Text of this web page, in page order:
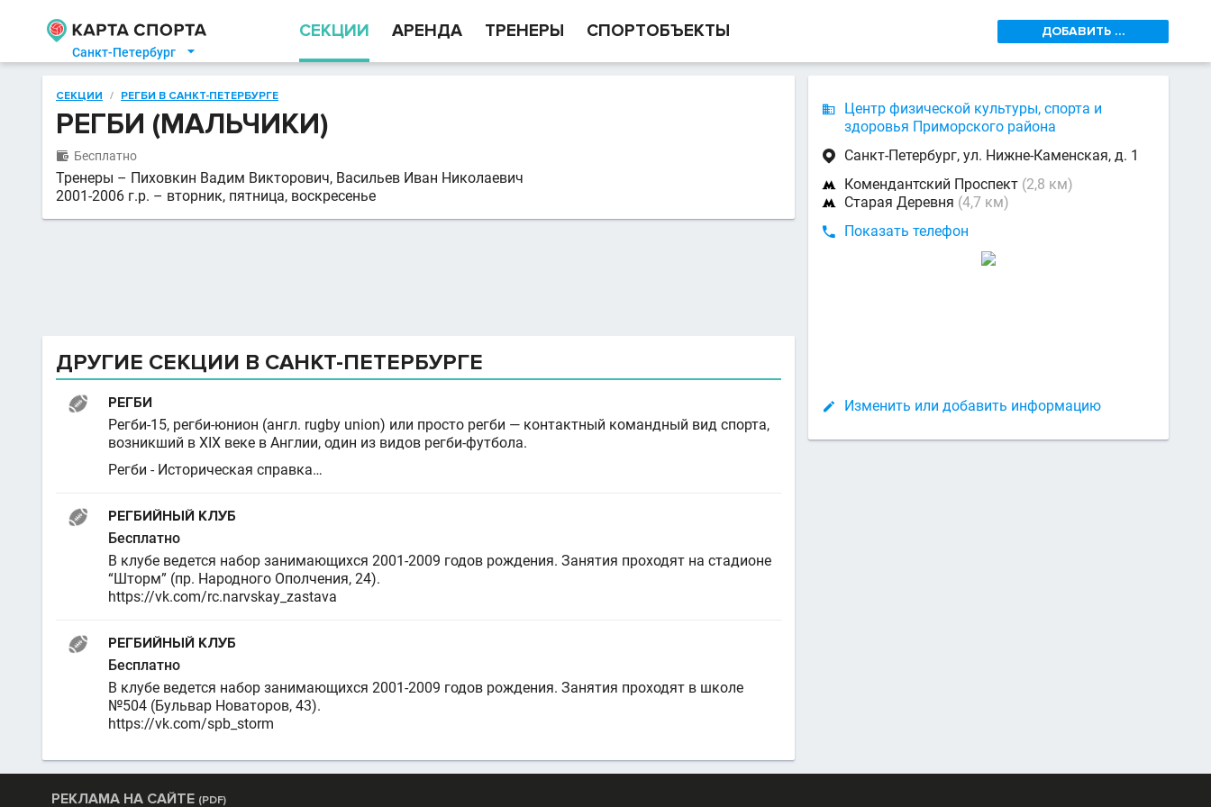
Санкт-Петербург 
СЕКЦИИ АРЕНДА ТРЕНЕРЫ СПОРТОБЪЕКТЫ ДОБАВИТЬ ...
СЕКЦИИ / РЕГБИ В САНКТ-ПЕТЕРБУРГЕ
РЕГБИ (МАЛЬЧИКИ)
 Бесплатно
Тренеры – Пиховкин Вадим Викторович, Васильев Иван Николаевич
2001-2006 г.р. – вторник, пятница, воскресенье
ДРУГИЕ СЕКЦИИ В САНКТ-ПЕТЕРБУРГЕ
РЕГБИ
Регби-15, регби-юнион (англ. rugby union) или просто регби — контактный командный вид спорта,
возникший в XIX веке в Англии, один из видов регби-футбола.
Регби - Историческая справка…
РЕГБИЙНЫЙ КЛУБ
Бесплатно
В клубе ведется набор занимающихся 2001-2009 годов рождения. Занятия проходят на стадионе
“Шторм” (пр. Народного Ополчения, 24).
https://vk.com/rc.narvskay_zastava
РЕГБИЙНЫЙ КЛУБ
Бесплатно
В клубе ведется набор занимающихся 2001-2009 годов рождения. Занятия проходят в школе
№504 (Бульвар Новаторов, 43).
https://vk.com/spb_storm

Центр физической культуры, спорта и
здоровья Приморского района
 Санкт-Петербург, ул. Нижне-Каменская, д. 1
 Комендантский Проспект (2,8 км)
 Старая Деревня (4,7 км)
 Показать телефон
 Изменить или добавить информацию
РЕКЛАМА НА САЙТЕ (PDF)